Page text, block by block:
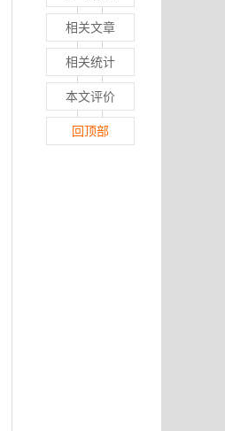
相关文章
相关统计
本文评价
回顶部